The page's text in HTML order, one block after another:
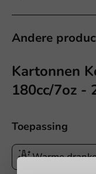
Andere
Kartonnen
180cc/7oz -
Toepassing
Warme